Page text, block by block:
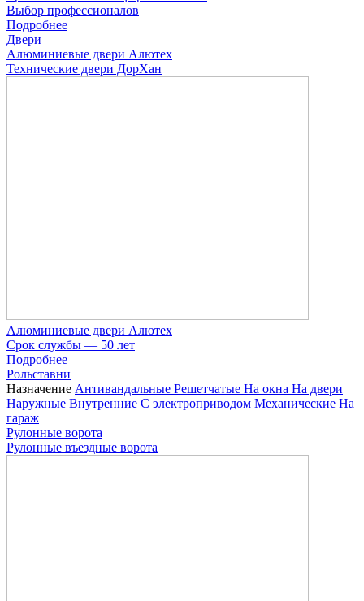
Выбор профессионалов
Подробнее
Двери
Алюминиевые двери Алютех
Технические двери ДорХан
Алюминиевые двери Алютех
Срок службы — 50 лет
Подробнее
Рольставни
Назначение Антивандальные Решетчатые На окна На двери
Наружные Внутренние С электроприводом Механические На
гараж
Рулонные ворота
Рулонные въездные ворота